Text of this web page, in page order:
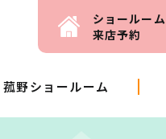
ショールーム
来店予約
菰野ショールーム